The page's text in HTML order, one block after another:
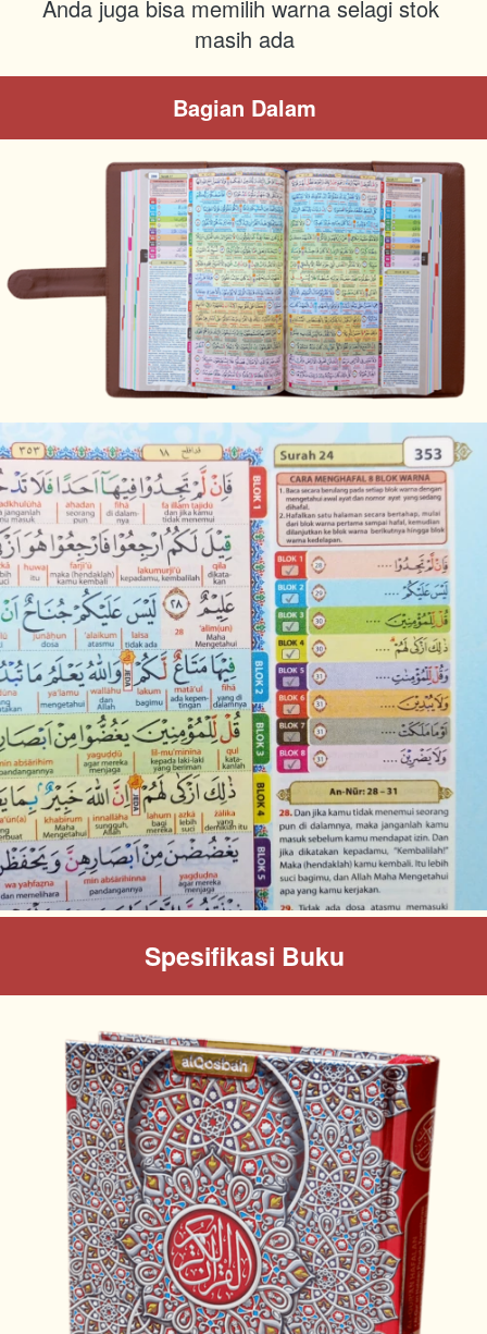
Anda juga bisa memilih warna selagi stok
masih ada
Bagian Dalam
Spesifikasi Buku